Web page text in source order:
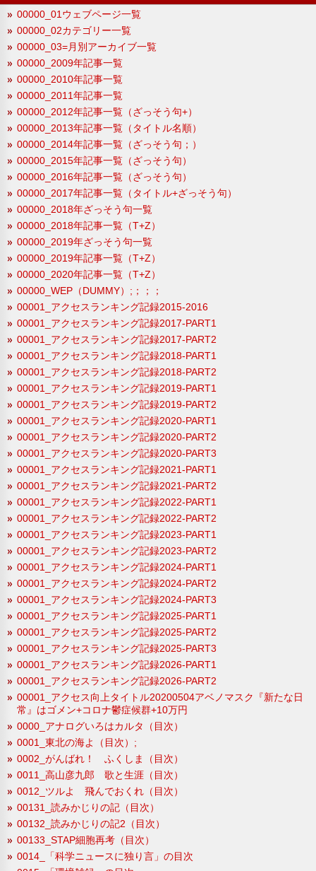
00000_01ウェブページ一覧
00000_02カテゴリー一覧
00000_03=月別アーカイブ一覧
00000_2009年記事一覧
00000_2010年記事一覧
00000_2011年記事一覧
00000_2012年記事一覧（ざっそう句+）
00000_2013年記事一覧（タイトル名順）
00000_2014年記事一覧（ざっそう句；）
00000_2015年記事一覧（ざっそう句）
00000_2016年記事一覧（ざっそう句）
00000_2017年記事一覧（タイトル+ざっそう句）
00000_2018年ざっそう句一覧
00000_2018年記事一覧（T+Z）
00000_2019年ざっそう句一覧
00000_2019年記事一覧（T+Z）
00000_2020年記事一覧（T+Z）
00000_WEP（DUMMY）;；；；
00001_アクセスランキング記録2015-2016
00001_アクセスランキング記録2017-PART1
00001_アクセスランキング記録2017-PART2
00001_アクセスランキング記録2018-PART1
00001_アクセスランキング記録2018-PART2
00001_アクセスランキング記録2019-PART1
00001_アクセスランキング記録2019-PART2
00001_アクセスランキング記録2020-PART1
00001_アクセスランキング記録2020-PART2
00001_アクセスランキング記録2020-PART3
00001_アクセスランキング記録2021-PART1
00001_アクセスランキング記録2021-PART2
00001_アクセスランキング記録2022-PART1
00001_アクセスランキング記録2022-PART2
00001_アクセスランキング記録2023-PART1
00001_アクセスランキング記録2023-PART2
00001_アクセスランキング記録2024-PART1
00001_アクセスランキング記録2024-PART2
00001_アクセスランキング記録2024-PART3
00001_アクセスランキング記録2025-PART1
00001_アクセスランキング記録2025-PART2
00001_アクセスランキング記録2025-PART3
00001_アクセスランキング記録2026-PART1
00001_アクセスランキング記録2026-PART2
00001_アクセス向上タイトル20200504アベノマスク『新たな日
常』はゴメン+コロナ鬱症候群+10万円
0000_アナログいろはカルタ（目次）
0001_東北の海よ（目次）;
0002_がんばれ！ ふくしま（目次）
0011_高山彦九郎 歌と生涯（目次）
0012_ツルよ 飛んでおくれ（目次）
00131_読みかじりの記（目次）
00132_読みかじりの記2（目次）
00133_STAP細胞再考（目次）
0014_「科学ニュースに独り言」の目次